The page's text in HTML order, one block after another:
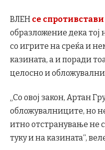
ВЛЕН сe спротивстави
образложение дека
со игрите на среќа и
казината, а и поради
целосно и
„Со овој закон, Артан
обложувалниците, но
итно отстранување не
туку и на казината“,